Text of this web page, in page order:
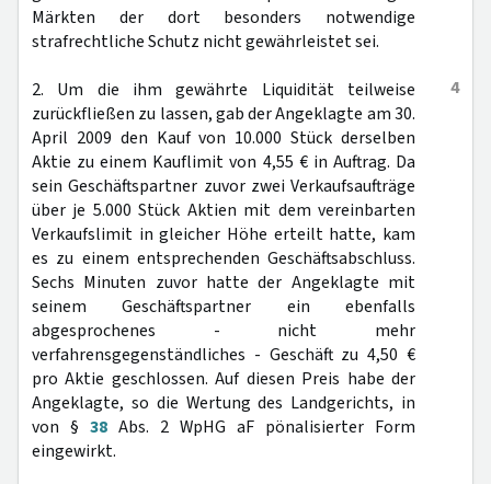
Märkten der dort besonders notwendige
strafrechtliche Schutz nicht gewährleistet sei.
4
2. Um die ihm gewährte Liquidität teilweise
zurückfließen zu lassen, gab der Angeklagte am 30.
April 2009 den Kauf von 10.000 Stück derselben
Aktie zu einem Kauflimit von 4,55 € in Auftrag. Da
sein Geschäftspartner zuvor zwei Verkaufsaufträge
über je 5.000 Stück Aktien mit dem vereinbarten
Verkaufslimit in gleicher Höhe erteilt hatte, kam
es zu einem entsprechenden Geschäftsabschluss.
Sechs Minuten zuvor hatte der Angeklagte mit
seinem Geschäftspartner ein ebenfalls
abgesprochenes - nicht mehr
verfahrensgegenständliches - Geschäft zu 4,50 €
pro Aktie geschlossen. Auf diesen Preis habe der
Angeklagte, so die Wertung des Landgerichts, in
von § 38 Abs. 2 WpHG aF pönalisierter Form
eingewirkt.